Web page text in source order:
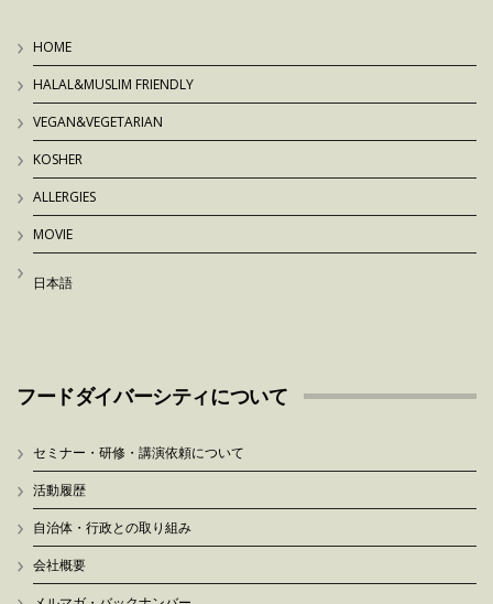
HOME
HALAL&MUSLIM FRIENDLY
VEGAN&VEGETARIAN
KOSHER
ALLERGIES
MOVIE
日本語
フードダイバーシティについて
セミナー・研修・講演依頼について
活動履歴
自治体・行政との取り組み
会社概要